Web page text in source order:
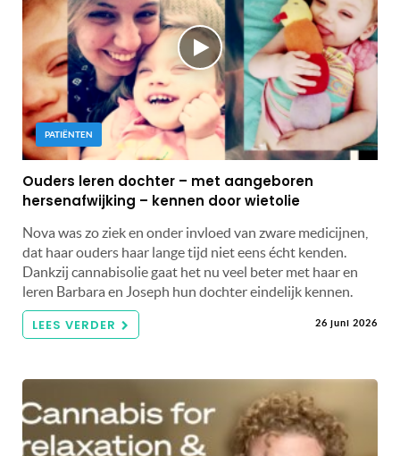
PATIËNTEN
Ouders leren dochter – met aangeboren
hersenafwijking – kennen door wietolie
Nova was zo ziek en onder invloed van zware medicijnen,
dat haar ouders haar lange tijd niet eens écht kenden.
Dankzij cannabisolie gaat het nu veel beter met haar en
leren Barbara en Joseph hun dochter eindelijk kennen.
LEES VERDER 26 juni 2026